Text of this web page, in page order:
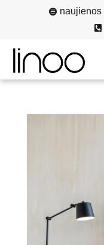
 naujienos
